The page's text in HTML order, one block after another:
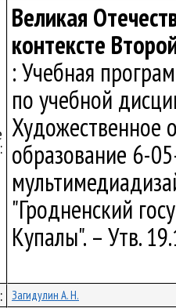
Великая
контексте
: Учебная
по учебной
Художественное
образование 6-
"Гродненский
Купалы". – Утв.
Загидулин А. Н.